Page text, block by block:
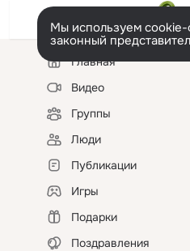
Мы используем cookie-
законный
Левая
колонкаГлавная
Видео
Группы
Люди
Публикации
Игры
Подарки
Поздравления